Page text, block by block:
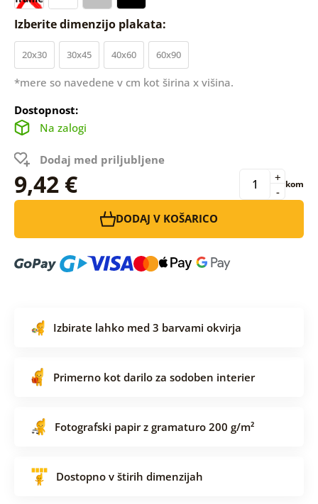
Izberite dimenzijo plakata:
20x30 30x45 40x60 60x90
*mere so navedene v cm kot širina x višina.
Dostopnost:
Na zalogi
Dodaj med priljubljene
9,42 € -
+ kom
DODAJ V KOŠARICO
Izbirate lahko med 3 barvami okvirja
Primerno kot darilo za sodoben interier
Fotografski papir z gramaturo 200 g/m²
Dostopno v štirih dimenzijah